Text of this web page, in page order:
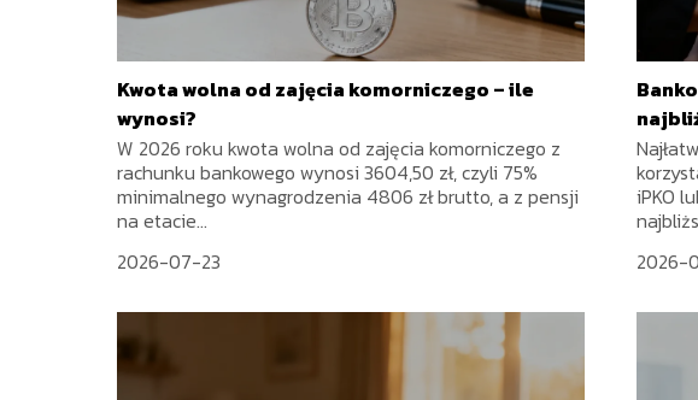
Kwota wolna od zajęcia komorniczego – ile
wynosi?
W 2026 roku kwota wolna od zajęcia komorniczego z
rachunku bankowego wynosi 3604,50 zł, czyli 75%
minimalnego wynagrodzenia 4806 zł brutto, a z pensji
na etacie...
2026-07-23
iPKO
2026-